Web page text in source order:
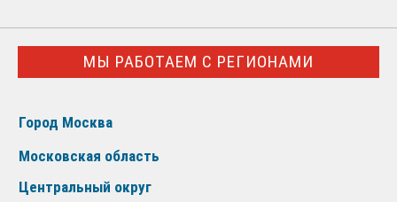
МЫ РАБОТАЕМ С РЕГИОНАМИ
Город Москва
Московская область
Центральный округ